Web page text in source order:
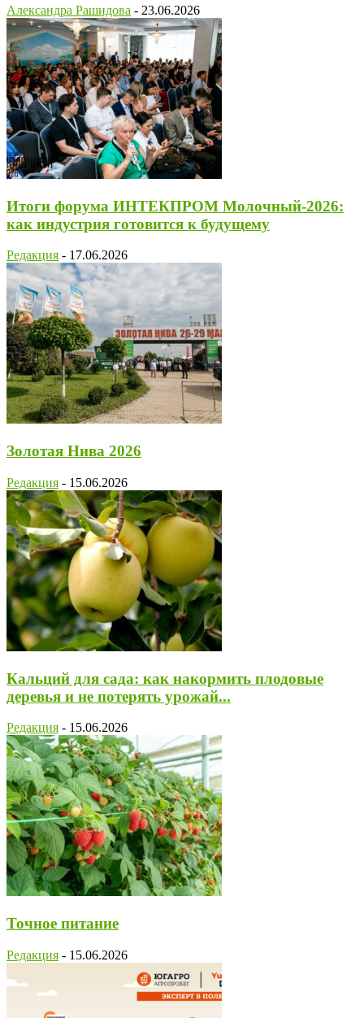
Александра Рашидова - 23.06.2026
Итоги форума ИНТЕКПРОМ Молочный-2026:
как индустрия готовится к будущему
Редакция - 17.06.2026
Золотая Нива 2026
Редакция - 15.06.2026
Кальций для сада: как накормить плодовые
деревья и не потерять урожай...
Редакция - 15.06.2026
Точное питание
Редакция - 15.06.2026